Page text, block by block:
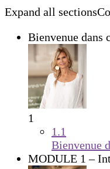
Expand all sections
Bienvenue dans
1
1.1
Bienvenue
MODULE 1 –